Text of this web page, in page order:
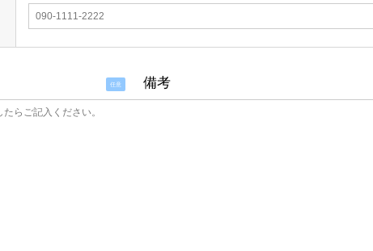
任意 備考